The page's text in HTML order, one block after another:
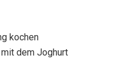
kochen
dem Joghurt